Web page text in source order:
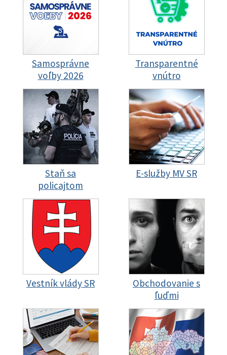
Samosprávne
voľby 2026
Transparentné
vnútro
Staň sa
policajtom
E-služby MV SR
Vestník vlády SR
Obchodovanie s
ľuďmi